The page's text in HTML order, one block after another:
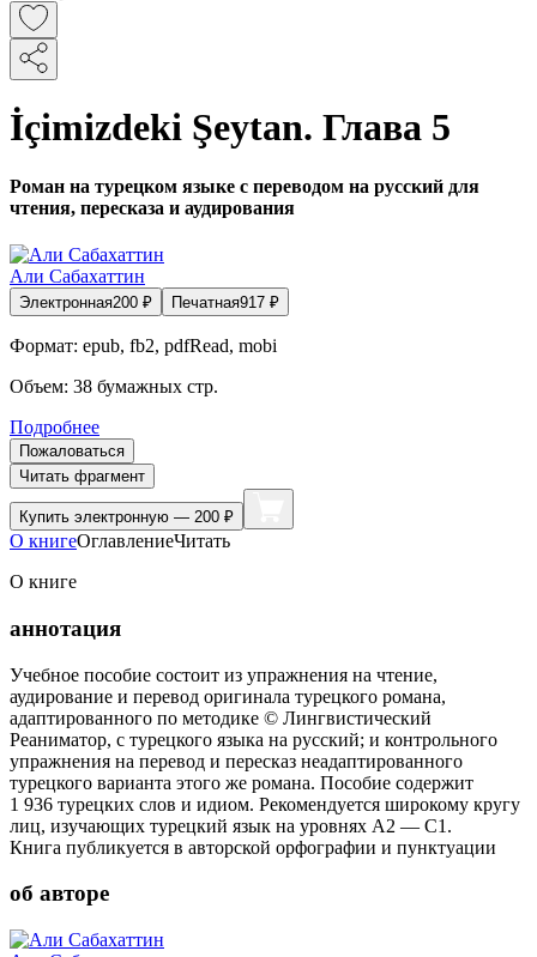
İçimizdeki Şeytan. Глава 5
Роман на турецком языке с переводом на русский для
чтения, пересказа и аудирования
Али Сабахаттин
Электронная200 ₽ Печатная917 ₽
Формат: epub, fb2, pdfRead, mobi
Объем: 38 бумажных стр.
Подробнее
Пожаловаться
Читать фрагмент
Купить электронную — 200 ₽
О книгеОглавлениеЧитать
О книге
аннотация
Учебное пособие состоит из упражнения на чтение,
аудирование и перевод оригинала турецкого романа,
адаптированного по методике © Лингвистический
Реаниматор, с турецкого языка на русский; и контрольного
упражнения на перевод и пересказ неадаптированного
турецкого варианта этого же романа. Пособие содержит
1 936 турецких слов и идиом. Рекомендуется широкому кругу
лиц, изучающих турецкий язык на уровнях А2 — С1.
Книга публикуется в авторской орфографии и пунктуации
об авторе